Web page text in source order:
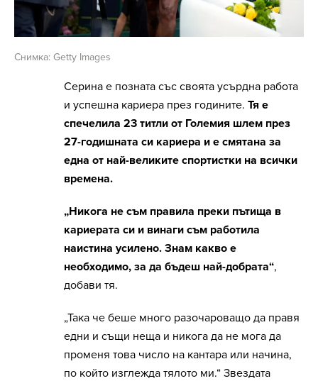
Снимка: Getty Images
Серина е позната със своята усърдна работа
и успешна кариера през годините. Тя е
спечелила 23 титли от Големия шлем през
27-годишната си кариера и е смятана за
една от най-великите спортистки на всички
времена.
„Никога не съм правила преки пътища в
кариерата си и винаги съм работила
наистина усилено. Знам какво е
необходимо, за да бъдеш най-добрата“,
добави тя.
„Така че беше много разочароващо да правя
едни и същи неща и никога да не мога да
променя това число на кантара или начина,
по който изглежда тялото ми.“ Звездата